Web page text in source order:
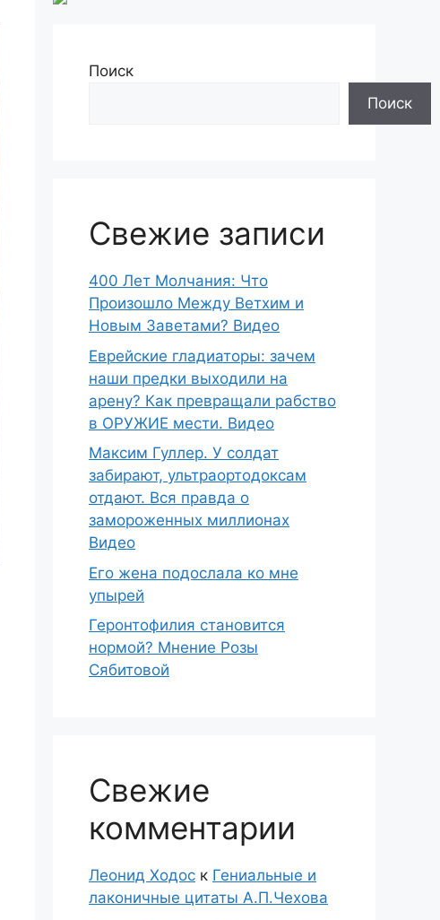
Поиск
Поиск
Свежие записи
400 Лет Молчания: Что
Произошло Между Ветхим и
Новым Заветами? Видео
Еврейские гладиаторы: зачем
наши предки выходили на
арену? Как превращали рабство
в ОРУЖИЕ мести. Видео
Максим Гуллер. У солдат
забирают, ультраортодоксам
отдают. Вся правда о
замороженных миллионах
Видео
Его жена подослала ко мне
упырей
Геронтофилия становится
нормой? Мнение Розы
Сябитовой
Свежие
комментарии
Леонид Ходос к Гениальные и
лаконичные цитаты А.П.Чехова